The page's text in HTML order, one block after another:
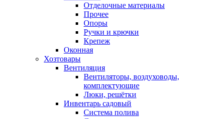
Отделочные материалы
Прочее
Опоры
Ручки и крючки
Крепеж
Оконная
Хозтовары
Вентиляция
Вентиляторы, воздуховоды,
комплектующие
Люки, решётки
Инвентарь садовый
Система полива